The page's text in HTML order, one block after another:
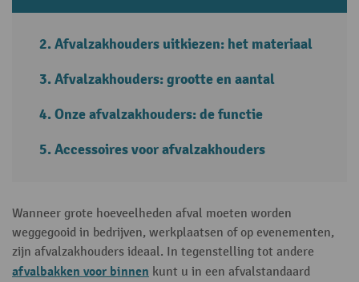
Afvalzakhouders uitkiezen: het materiaal
Afvalzakhouders: grootte en aantal
Onze afvalzakhouders: de functie
Accessoires voor afvalzakhouders
Wanneer grote hoeveelheden afval moeten worden
weggegooid in bedrijven, werkplaatsen of op evenementen,
zijn afvalzakhouders ideaal. In tegenstelling tot andere
afvalbakken voor binnen kunt u in een afvalstandaard